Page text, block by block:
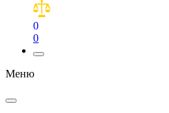
0
0
Меню